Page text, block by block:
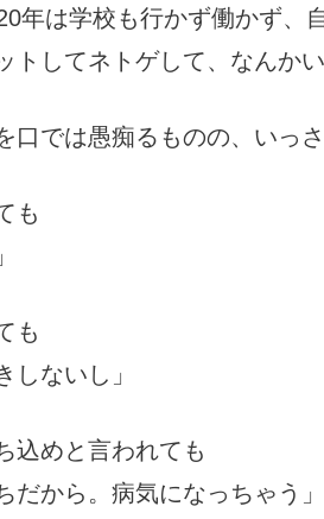
年は学校も行かず働かず、
トしてネトゲして、なんか
口では愚痴るものの、いっ
も
も
しないし」
込めと言われても
だから。病気になっちゃう